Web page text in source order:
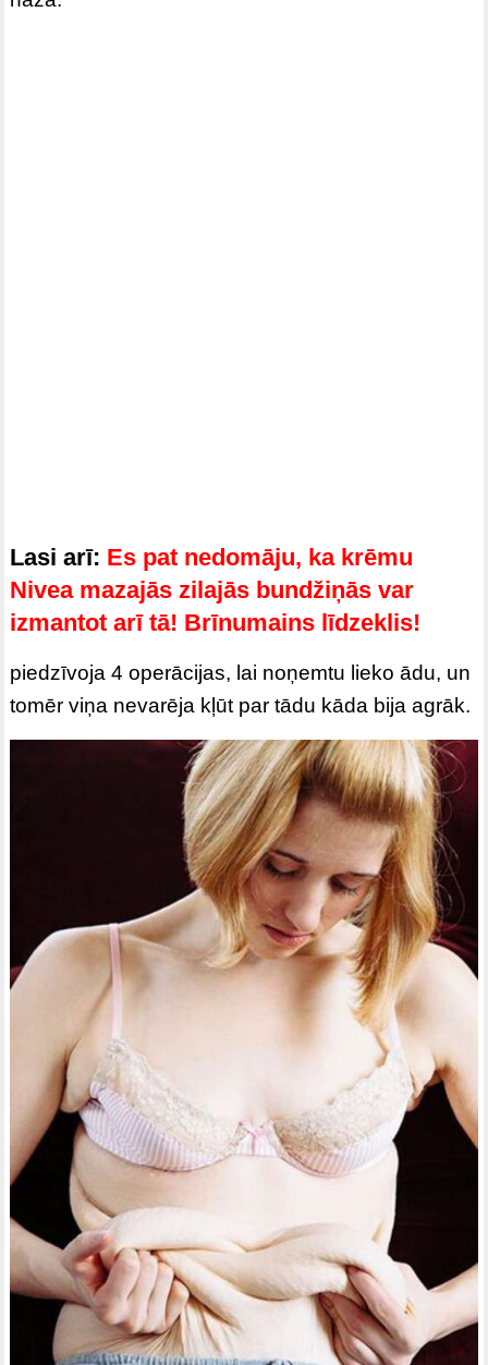
Lasi arī: Es pat nedomāju, ka krēmu
Nivea mazajās zilajās bundžiņās var
izmantot arī tā! Brīnumains līdzeklis!
piedzīvoja 4 operācijas, lai noņemtu lieko ādu, un
tomēr viņa nevarēja kļūt par tādu kāda bija agrāk.